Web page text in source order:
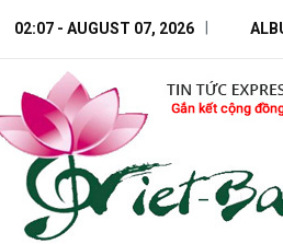
02:07 - AUGUST 07, 2026